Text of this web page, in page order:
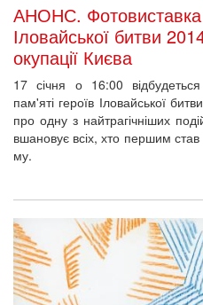
АНОНС. Фотовиставка
Іловайської битви
окупації Києва
17 січня о 16:00 відбудеться
пам'яті героїв Іловайської
про одну з найтрагічніших
вшановує всіх, хто першим
му.